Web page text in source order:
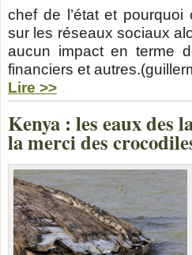
chef de l’état et pourquoi
sur les réseaux sociaux
aucun impact en terme
financiers et
Lire >>
Kenya : les eaux des
la merci des